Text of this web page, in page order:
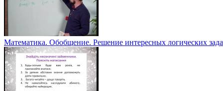
Математика. Обобщение. Решение интересных логических